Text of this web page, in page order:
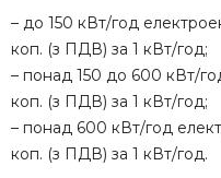
– до 150 кВт/год
коп. (з ПДВ) за 1 кВт/год;
– понад 150 до 600 кВт/
коп. (з ПДВ) за 1 кВт/год;
– понад 600 кВт/год
коп. (з ПДВ) за 1 кВт/год.